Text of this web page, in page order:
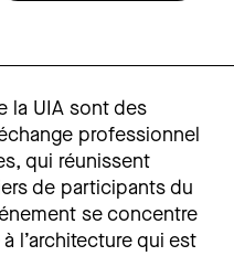
la UIA sont des
professionnel
qui réunissent
de participants du
se concentre
l’architecture qui est